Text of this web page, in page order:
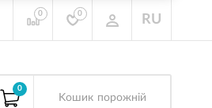
0 0 RU
0
Kошик порожній